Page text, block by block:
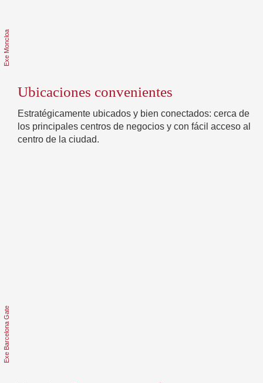
Ubicaciones convenientes
Estratégicamente ubicados y bien conectados: cerca de
los principales centros de negocios y con fácil acceso al
centro de la ciudad.